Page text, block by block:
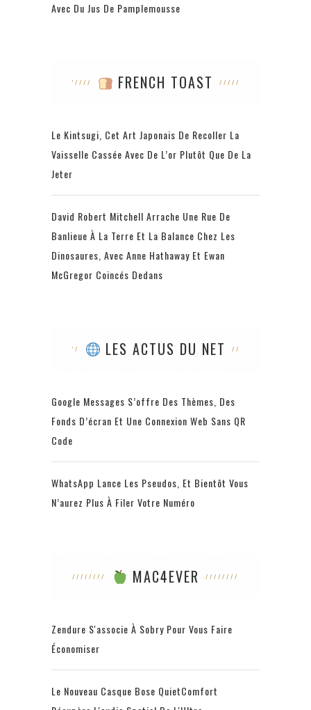
Avec Du Jus De Pamplemousse
FRENCH TOAST
Le Kintsugi, Cet Art Japonais De Recoller La
Vaisselle Cassée Avec De L’or Plutôt Que De La
Jeter
David Robert Mitchell Arrache Une Rue De
Banlieue À La Terre Et La Balance Chez Les
Dinosaures, Avec Anne Hathaway Et Ewan
McGregor Coincés Dedans
LES ACTUS DU NET
Google Messages S’offre Des Thèmes, Des
Fonds D’écran Et Une Connexion Web Sans QR
Code
WhatsApp Lance Les Pseudos, Et Bientôt Vous
N’aurez Plus À Filer Votre Numéro
MAC4EVER
Zendure S'associe À Sobry Pour Vous Faire
Économiser
Le Nouveau Casque Bose QuietComfort